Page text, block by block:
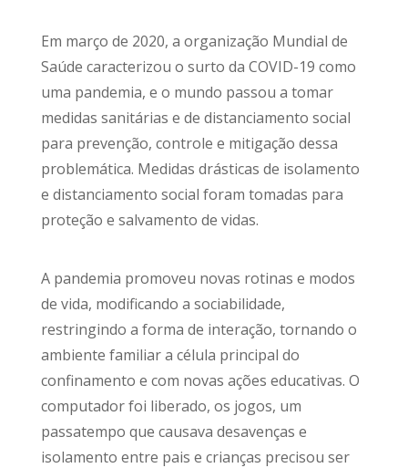
Em março de 2020, a organização Mundial de
Saúde caracterizou o surto da COVID-19 como
uma pandemia, e o mundo passou a tomar
medidas sanitárias e de distanciamento social
para prevenção, controle e mitigação dessa
problemática. Medidas drásticas de isolamento
e distanciamento social foram tomadas para
proteção e salvamento de vidas.
A pandemia promoveu novas rotinas e modos
de vida, modificando a sociabilidade,
restringindo a forma de interação, tornando o
ambiente familiar a célula principal do
confinamento e com novas ações educativas. O
computador foi liberado, os jogos, um
passatempo que causava desavenças e
isolamento entre pais e crianças precisou ser